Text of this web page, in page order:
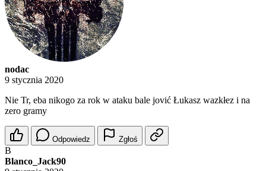
nodac
9 stycznia 2020
Nie Tr, eba nikogo za rok w ataku bale jović Łukasz wazkłez i na
zero gramy
Odpowiedz Zgłoś
B
Blanco_Jack90